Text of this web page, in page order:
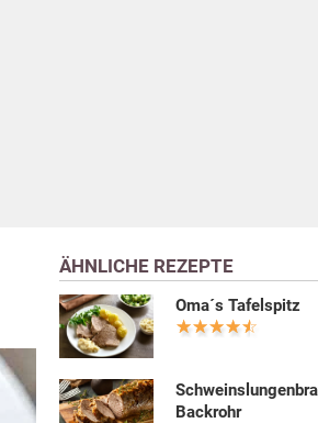
ÄHNLICHE REZEPTE
Oma´s Tafelspitz
Backrohr